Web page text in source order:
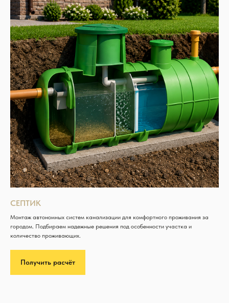
СЕПТИК
Монтаж автономных систем канализации для комфортного проживания за
городом. Подбираем надежные решения под особенности участка и
количество проживающих.
Получить расчёт